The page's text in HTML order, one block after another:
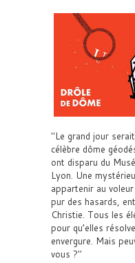
Le grand jour
célèbre dôme
ont disparu du
Lyon. Une
appartenir au
pur des hasards,
Christie. Tous les
pour qu’elles
envergure. Mais
vous ?